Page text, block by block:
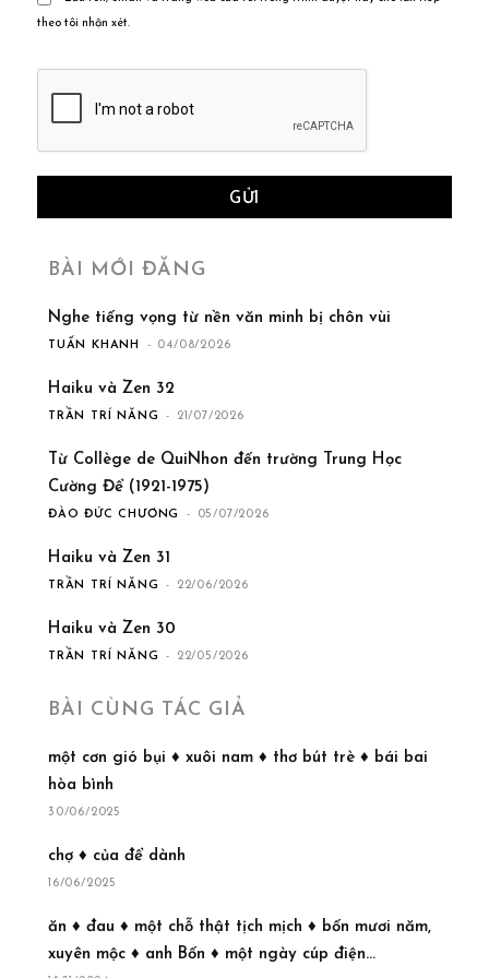
theo tôi nhận xét.
BÀI MỚI ĐĂNG
Nghe tiếng vọng từ nền văn minh bị chôn vùi
TUẤN KHANH - 04/08/2026
Haiku và Zen 32
TRẦN TRÍ NĂNG - 21/07/2026
Từ Collège de QuiNhon đến trường Trung Học
Cường Để (1921-1975)
ĐÀO ĐỨC CHƯƠNG - 05/07/2026
Haiku và Zen 31
TRẦN TRÍ NĂNG - 22/06/2026
Haiku và Zen 30
TRẦN TRÍ NĂNG - 22/05/2026
BÀI CÙNG TÁC GIẢ
một cơn gió bụi ♦ xuôi nam ♦ thơ bút trè ♦ bái bai
hòa bình
30/06/2025
chợ ♦ của để dành
16/06/2025
ăn ♦ đau ♦ một chỗ thật tịch mịch ♦ bốn mươi năm,
xuyên mộc ♦ anh Bốn ♦ một ngày cúp điện...